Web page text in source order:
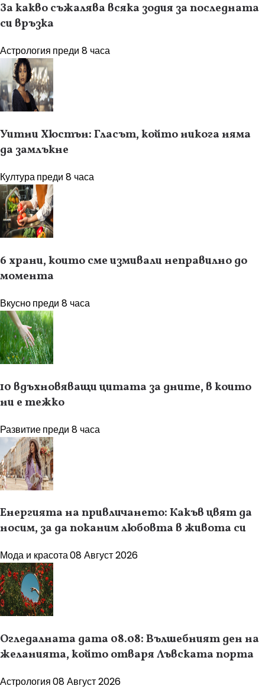
За какво съжалява всяка зодия за последната
си връзка
Астрология преди 8 часа
Уитни Хюстън: Гласът, който никога няма
да замлъкне
Културапреди 8 часа
6 храни, които сме измивали неправилно до
момента
Вкуснопреди 8 часа
10 вдъхновяващи цитата за дните, в които
ни е тежко
Развитиепреди 8 часа
Енергията на привличането: Какъв цвят да
носим, за да поканим любовта в живота си
Мода и красота08 Август 2026
Огледалната дата 08.08: Вълшебният ден на
желанията, който отваря Лъвската порта
Астрология08 Август 2026